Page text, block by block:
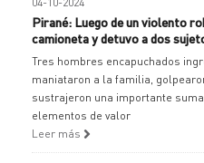
Pirané: Luego de un violento
camioneta y detuvo a dos
Tres hombres encapuchados
maniataron a la familia,
sustrajeron una importante
elementos de valor
Leer más